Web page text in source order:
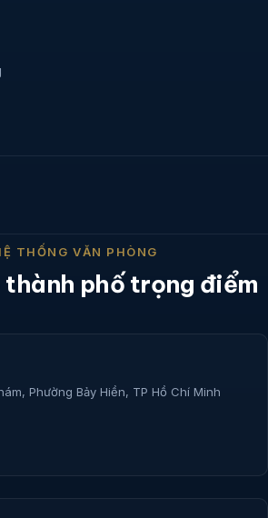
THỐNG VĂN PHÒNG
thành phố trọng điểm
Phường Bảy Hiền, TP Hồ Chí Minh